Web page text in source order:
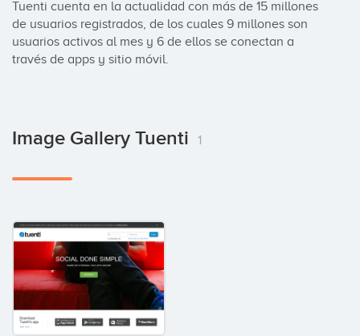
Tuenti cuenta en la actualidad con más de 15 millones
de usuarios registrados, de los cuales 9 millones son
usuarios activos al mes y 6 de ellos se conectan a
través de apps y sitio móvil.
Image Gallery Tuenti 1